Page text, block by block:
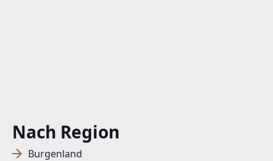
Nach Region
Burgenland